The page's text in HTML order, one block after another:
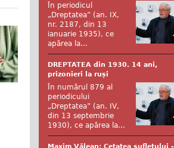
În periodicul
„Dreptatea” (an. IX,
nr. 2187, din 13
ianuarie 1935), ce
apărea la...
DREPTATEA din 1930. 14 ani,
prizonieri la ruși
În numărul 879 al
periodicului
„Dreptatea” (an. IV,
din 13 septembrie
1930), ce apărea la...
Maxim Vălean: Cetatea sufletului -